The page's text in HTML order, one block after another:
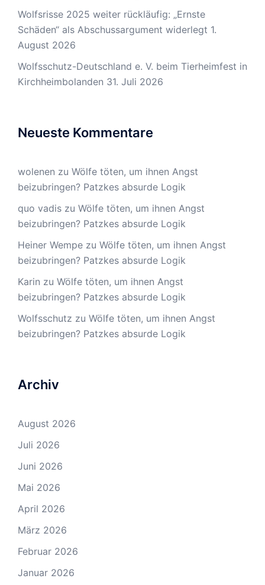
Wolfsrisse 2025 weiter rückläufig: „Ernste
Schäden“ als Abschussargument widerlegt 1.
August 2026
Wolfsschutz-Deutschland e. V. beim Tierheimfest in
Kirchheimbolanden 31. Juli 2026
Neueste Kommentare
wolenen zu Wölfe töten, um ihnen Angst
beizubringen? Patzkes absurde Logik
quo vadis zu Wölfe töten, um ihnen Angst
beizubringen? Patzkes absurde Logik
Heiner Wempe zu Wölfe töten, um ihnen Angst
beizubringen? Patzkes absurde Logik
Karin zu Wölfe töten, um ihnen Angst
beizubringen? Patzkes absurde Logik
Wolfsschutz zu Wölfe töten, um ihnen Angst
beizubringen? Patzkes absurde Logik
Archiv
August 2026
Juli 2026
Juni 2026
Mai 2026
April 2026
März 2026
Februar 2026
Januar 2026